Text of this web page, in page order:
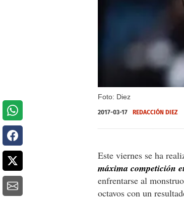
Foto: Diez
2017-03-17 REDACCIÓN DIEZ
Este viernes se ha
máxima competición
enfrentarse al
octavos con un